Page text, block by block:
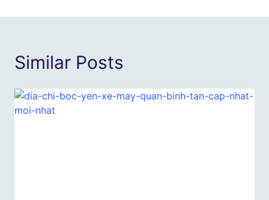
viết
Similar Posts